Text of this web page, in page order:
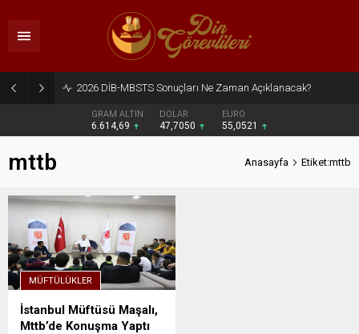
2026 DİB-MBSTS Sonuçları Ne Zaman Açıklanacak?
GRAM ALTIN
6.614,69
DOLAR
47,7050
EURO
55,0521
mttb Anasayfa Etiket:mttb
MÜFTÜLÜKLER
İstanbul Müftüsü Maşalı,
Mttb’de Konuşma Yaptı